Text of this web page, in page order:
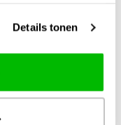
Details tonen